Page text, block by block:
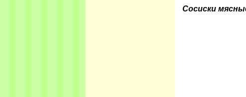
Сосиски